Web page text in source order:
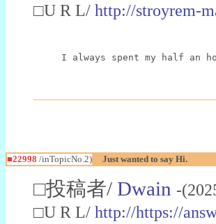
□U R L/ http://stroyrem-
I always spent my half an
■22998 /inTopicNo.2) Just wanted to say Hi.
□投稿者/ Dwain -
□U R L/ http://https://